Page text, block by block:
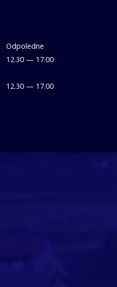
Odpoledne
12.30 — 17.00
12.30 — 17.00